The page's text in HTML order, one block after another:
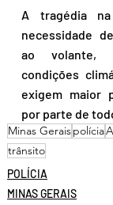
A tragédia
necessidade
ao volante,
condições
exigem maior
por parte de
Minas Geraispolícia
trânsito
POLÍCIA
MINAS GERAIS